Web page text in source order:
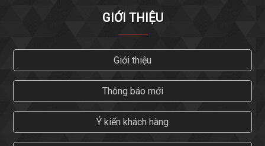
GIỚI THIỆU
Giới thiệu
Thông báo mới
Ý kiến khách hàng